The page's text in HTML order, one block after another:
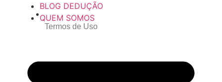
Termos de Uso
BLOG DEDUÇÃO
QUEM SOMOS